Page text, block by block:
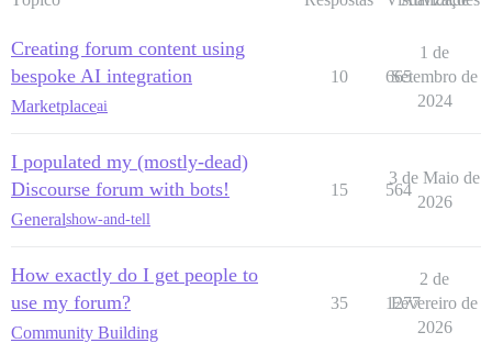
Creating forum content using
bespoke AI integration
Marketplaceai
10 665
1 de
Setembro de
2024
I populated my (mostly-dead)
Discourse forum with bots!
Generalshow-and-tell
15 564
3 de Maio de
2026
How exactly do I get people to
use my forum?
Community Building
35 1277
2 de
Fevereiro de
2026